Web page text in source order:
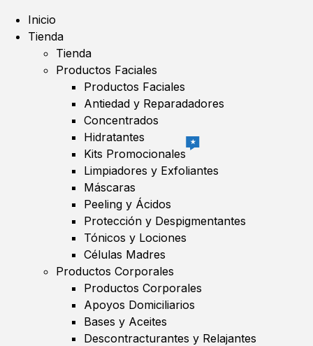
Inicio
Tienda
Tienda
Productos Faciales
Productos Faciales
Antiedad y Reparadadores
Concentrados
Hidratantes
Kits Promocionales
★
Limpiadores y Exfoliantes
Máscaras
Peeling y Ácidos
Protección y Despigmentantes
Tónicos y Lociones
Células Madres
Productos Corporales
Productos Corporales
Apoyos Domiciliarios
Bases y Aceites
Descontracturantes y Relajantes